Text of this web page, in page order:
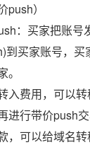
push）
：买家把账号
到买家账号，
入费用，可以
进行带价push交
，可以给域名